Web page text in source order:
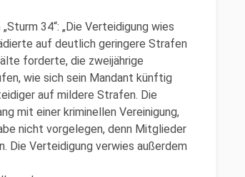
34“: „Die Verteidigung wies
auf deutlich geringere Strafen
forderte, die zweijährige
wie sich sein Mandant künftig
auf mildere Strafen. Die
mit einer kriminellen Vereinigung,
nicht vorgelegen, denn Mitglieder
Die Verteidigung verwies außerdem